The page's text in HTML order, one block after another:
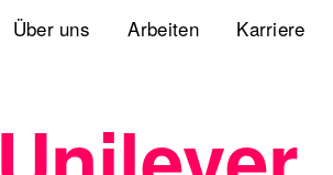
Über uns
Spezialisten
Arbeiten Karriere
Uns